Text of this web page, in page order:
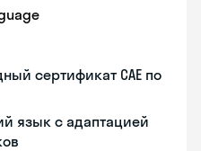
сертификат CAE по
язык с адаптацией